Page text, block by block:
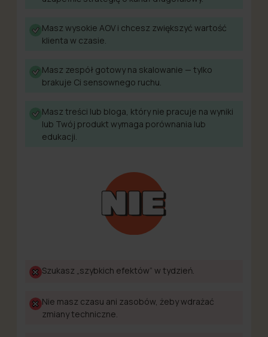
Masz wysokie AOV i chcesz zwiększyć wartość
klienta w czasie.
Masz zespół gotowy na skalowanie — tylko
brakuje Ci sensownego ruchu.
Masz treści lub bloga, który nie pracuje na wyniki
lub Twój produkt wymaga porównania lub
edukacji.
Szukasz „szybkich efektów” w tydzień.
Nie masz czasu ani zasobów, żeby wdrażać
zmiany techniczne.